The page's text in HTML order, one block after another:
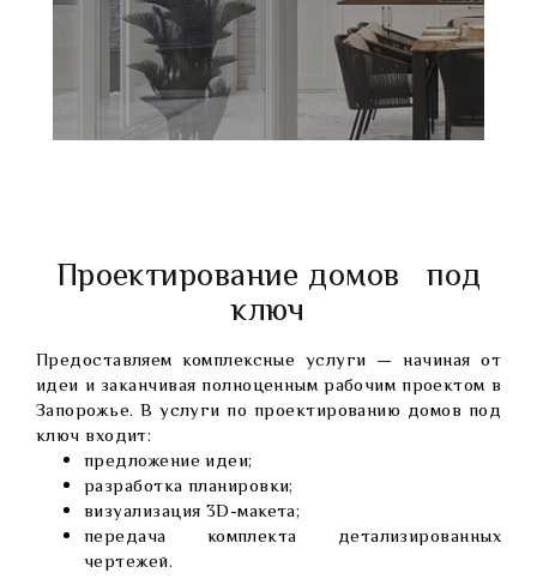
Проектирование домов под
ключ
Предоставляем комплексные услуги — начиная от
идеи и заканчивая полноценным рабочим проектом в
Запорожье. В услуги по проектированию домов под
ключ входит:
предложение идеи;
разработка планировки;
визуализация 3D-макета;
передача комплекта детализированных
чертежей.